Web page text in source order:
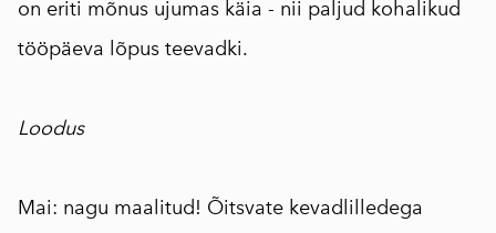
on eriti mõnus ujumas käia - nii paljud kohalikud
tööpäeva lõpus teevadki.
Loodus
Mai: nagu maalitud! Õitsvate kevadlilledega